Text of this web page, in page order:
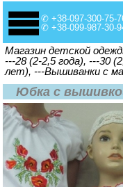
✆ +38-097-300-75-
✆ +38-099-987-30-
Вы здесь
Магазин детской
---28 (2-2,5 года), ---30
лет), ---Вышиванки с
Юбка с